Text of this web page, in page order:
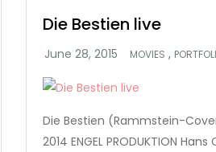
Die Bestien live
MOVIES ,
Die Bestien (Rammstein-
2014 ENGEL PRODUKTION